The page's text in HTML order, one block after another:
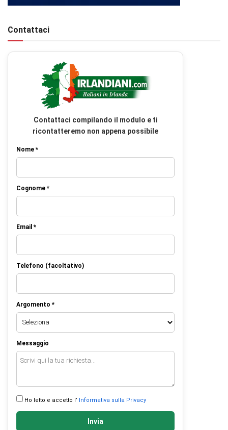
Contattaci
Contattaci compilando il modulo e ti
ricontatteremo non appena possibile
Nome *
Cognome *
Email *
Telefono (facoltativo)
Argomento *
Messaggio
Ho letto e accetto l’ Informativa sulla Privacy
Invia